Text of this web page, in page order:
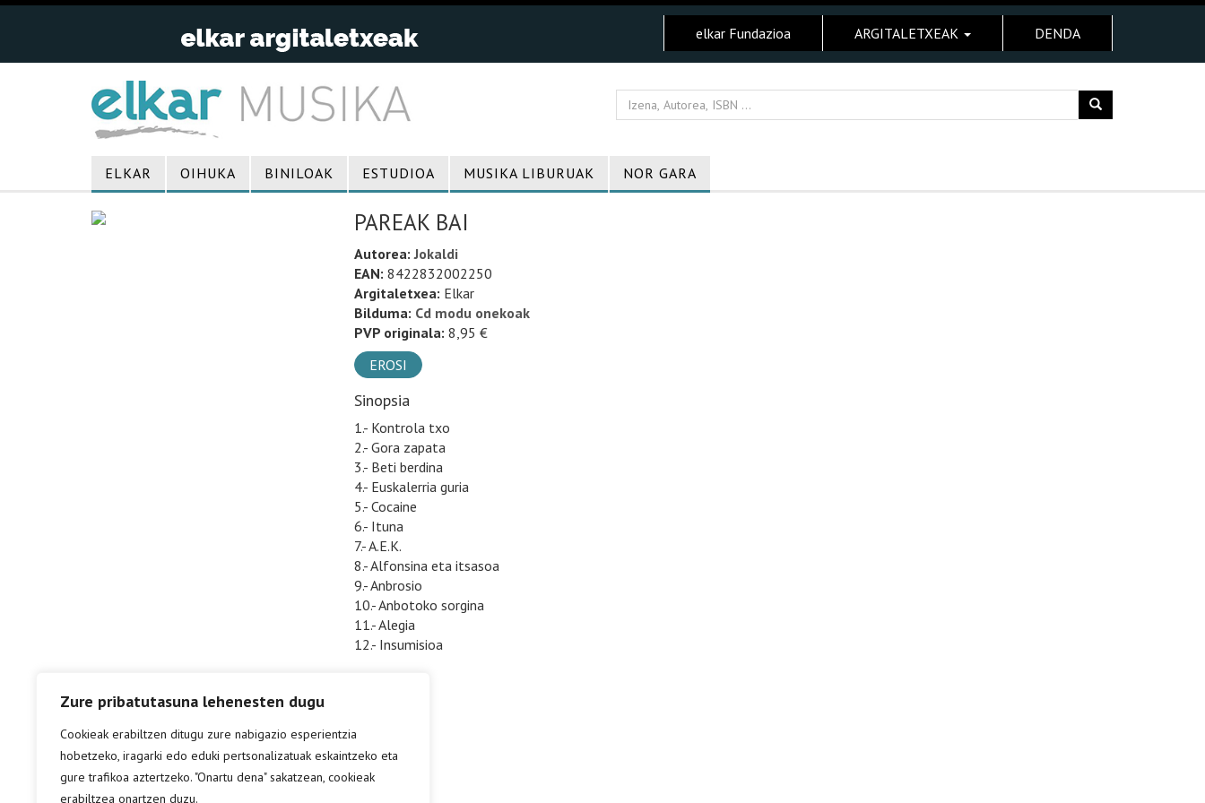
Zure pribatutasuna lehenesten dugu
Cookieak erabiltzen ditugu zure nabigazio esperientzia
hobetzeko, iragarki edo eduki pertsonalizatuak eskaintzeko eta
gure trafikoa aztertzeko. "Onartu dena" sakatzean, cookieak
erabiltzea onartzen duzu.
elkar Fundazioa ARGITALETXEAK DENDA
ELKAR OIHUKA BINILOAK ESTUDIOA MUSIKA LIBURUAK NOR GARA
PAREAK BAI
Autorea:Jokaldi
EAN: 8422832002250
Argitaletxea: Elkar
Bilduma: Cd modu onekoak
PVP originala: 8,95 €
EROSI
Sinopsia
1.- Kontrola txo
2.- Gora zapata
3.- Beti berdina
4.- Euskalerria guria
5.- Cocaine
6.- Ituna
7.- A.E.K.
8.- Alfonsina eta itsasoa
9.- Anbrosio
10.- Anbotoko sorgina
11.- Alegia
12.- Insumisioa